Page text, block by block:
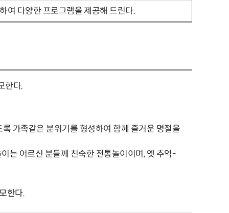
여 다양한 프로그램을 제공해 드린다.
한다.
가족같은 분위기를 형성하여 함께 즐거운 명절을
는 어르신 분들께 친숙한 전통놀이이며, 옛 추억-
한다.